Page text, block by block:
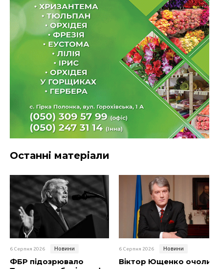
Останні матеріали
6 Серпня 2026 Новини
ФБР підозрювало
6 Серпня 2026 Новини
Віктор Ющенко очолив